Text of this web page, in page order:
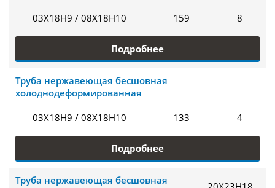
03Х18Н9 / 08Х18Н10
159 8
Подробнее
Труба нержавеющая бесшовная
холоднодеформированная
03Х18Н9 / 08Х18Н10
133 4
Подробнее
Труба нержавеющая бесшовная